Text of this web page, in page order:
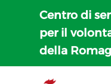
Centro di
per il
della